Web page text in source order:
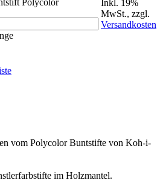
Inkl. 19%
MwSt., zzgl.
Versandkosten
vom Polycolor Buntstifte von Koh-i-
im Holzmantel.